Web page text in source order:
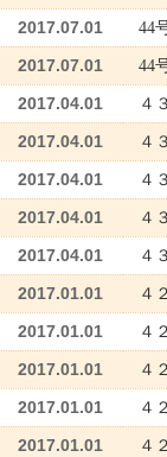
2017.07.01 44
2017.07.01 44
2017.04.01 ４
2017.04.01 ４
2017.04.01 ４
2017.04.01 ４
2017.04.01 ４
2017.01.01 ４
2017.01.01 ４
2017.01.01 ４
2017.01.01 ４
2017.01.01 ４